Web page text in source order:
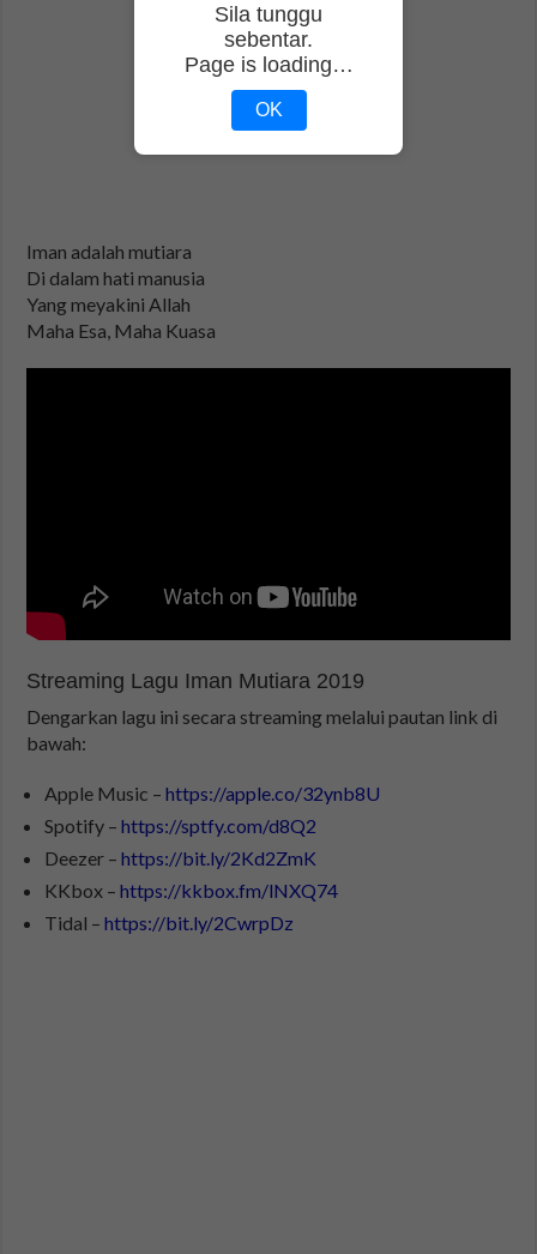
Iman adalah mutiara
Di dalam hati manusia
Yang meyakini Allah
Maha Esa, Maha Kuasa
Streaming Lagu Iman Mutiara 2019
Dengarkan lagu ini secara streaming melalui pautan link di
bawah:
Apple Music –https://apple.co/32ynb8U
Spotify –https://sptfy.com/d8Q2
Deezer –https://bit.ly/2Kd2ZmK
KKbox –https://kkbox.fm/lNXQ74
Tidal –https://bit.ly/2CwrpDz
Sila tunggu
sebentar.
Page is loading…
OK